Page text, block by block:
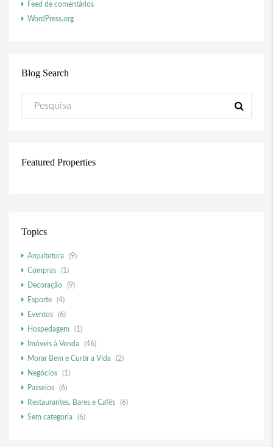
Feed de comentários
WordPress.org
Blog Search
Featured Properties
Topics
Arquitetura
(9)
Compras
(1)
Decoração
(9)
Esporte
(4)
Eventos
(6)
Hospedagem
(1)
Imóveis à Venda
(46)
Morar Bem e Curtir a Vida
(2)
Negócios
(1)
Passeios
(6)
Restaurantes, Bares e Cafés
(6)
Sem categoria
(6)